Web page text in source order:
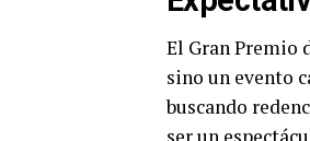
El Gran Premio
sino un evento
buscando
ser un